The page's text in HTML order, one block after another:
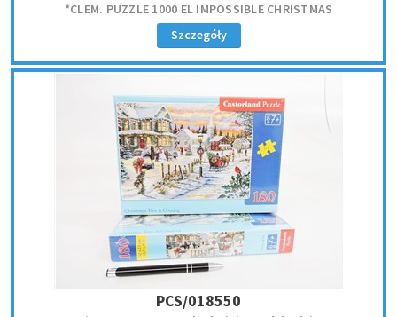
*CLEM. PUZZLE 1000 EL IMPOSSIBLE CHRISTMAS
Szczegóły
PCS/018550